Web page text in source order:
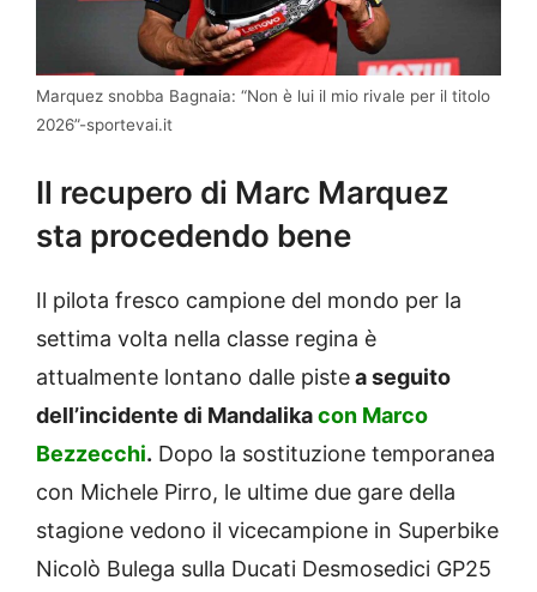
Marquez snobba Bagnaia: “Non è lui il mio rivale per il titolo
2026”-sportevai.it
Il recupero di Marc Marquez
sta procedendo bene
Il pilota fresco campione del mondo per la
settima volta nella classe regina è
attualmente lontano dalle pistea seguito
dell’incidente di Mandalikacon Marco
Bezzecchi. Dopo la sostituzione temporanea
con Michele Pirro, le ultime due gare della
stagione vedono il vicecampione in Superbike
Nicolò Bulega sulla Ducati Desmosedici GP25